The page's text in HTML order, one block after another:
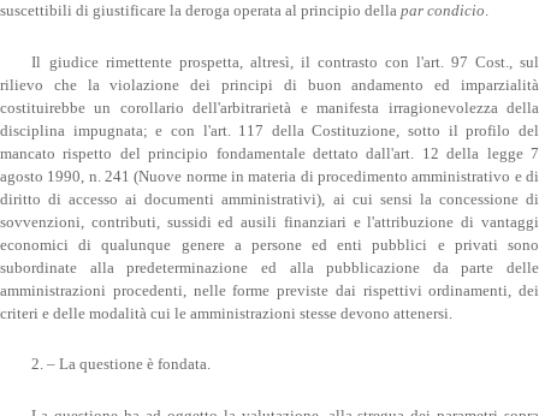
suscettibili di giustificare la deroga operata al principio della par condicio.
Il giudice rimettente prospetta, altresì, il contrasto con l'art. 97 Cost., sul
rilievo che la violazione dei principi di buon andamento ed imparzialità
costituirebbe un corollario dell'arbitrarietà e manifesta irragionevolezza della
disciplina impugnata; e con l'art. 117 della Costituzione, sotto il profilo del
mancato rispetto del principio fondamentale dettato dall'art. 12 della legge 7
agosto 1990, n. 241 (Nuove norme in materia di procedimento amministrativo e di
diritto di accesso ai documenti amministrativi), ai cui sensi la concessione di
sovvenzioni, contributi, sussidi ed ausili finanziari e l'attribuzione di vantaggi
economici di qualunque genere a persone ed enti pubblici e privati sono
subordinate alla predeterminazione ed alla pubblicazione da parte delle
amministrazioni procedenti, nelle forme previste dai rispettivi ordinamenti, dei
criteri e delle modalità cui le amministrazioni stesse devono attenersi.
2. – La questione è fondata.